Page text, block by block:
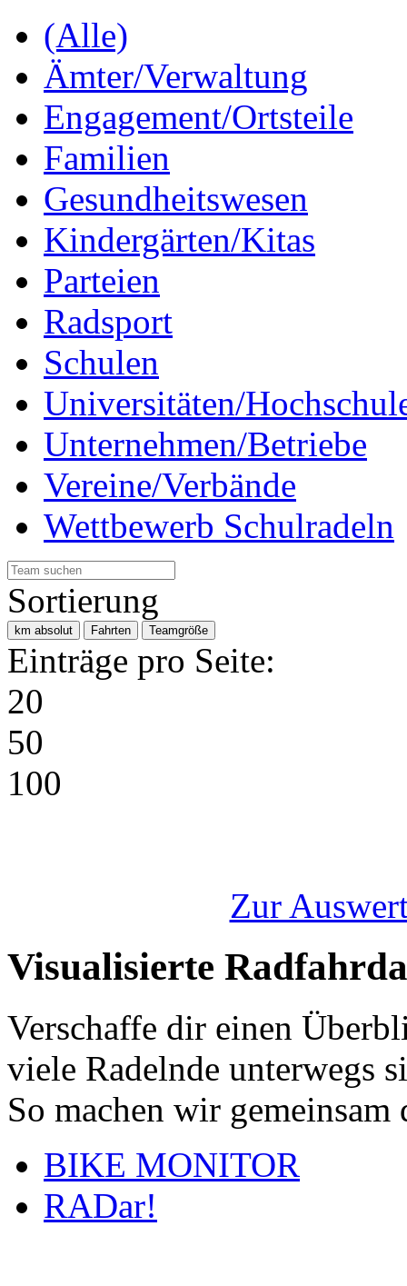
(Alle)
Ämter/Verwaltung
Engagement/Ortsteile
Familien
Gesundheitswesen
Kindergärten/Kitas
Parteien
Radsport
Schulen
Universitäten/
Unternehmen/Betriebe
Vereine/Verbände
Wettbewerb Schulradeln
Sortierung
km absolut Fahrten Teamgröße
Einträge pro Seite:
20
50
100
Zur
Visualisierte
Verschaffe dir einen
viele Radelnde unterwegs
So machen wir
BIKE MONITOR
RADar!